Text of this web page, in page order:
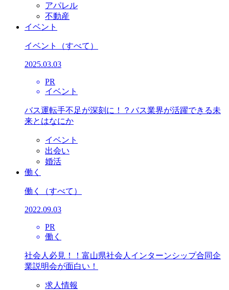
アパレル
不動産
イベント
イベント （すべて）
2025.03.03
PR
イベント
バス運転手不足が深刻に！？バス業界が活躍できる未
来とはなにか
イベント
出会い
婚活
働く
働く （すべて）
2022.09.03
PR
働く
社会人必見！！富山県社会人インターンシップ合同企
業説明会が面白い！
求人情報